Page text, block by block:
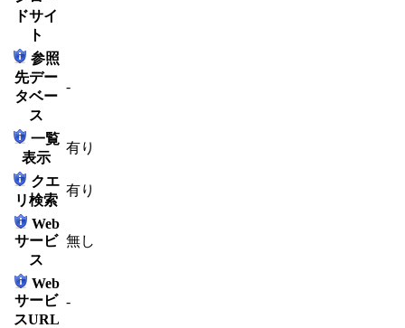
ドサイ
ト
参照
先デー
タベー
ス
-
一覧
表示
有り
クエ
リ検索
有り
Web
サービ
ス
無し
Web
サービ
スURL
-